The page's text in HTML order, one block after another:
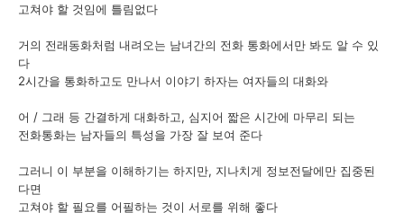
고쳐야 할 것임에 틀림없다
거의 전래동화처럼 내려오는 남녀간의 전화 통화에서만 봐도 알 수 있
다
2시간을 통화하고도 만나서 이야기 하자는 여자들의 대화와
어 / 그래 등 간결하게 대화하고, 심지어 짧은 시간에 마무리 되는
전화통화는 남자들의 특성을 가장 잘 보여 준다
그러니 이 부분을 이해하기는 하지만, 지나치게 정보전달에만 집중된
다면
고쳐야 할 필요를 어필하는 것이 서로를 위해 좋다